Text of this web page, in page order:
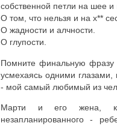
собственной петли на шее и
О том, что нельзя и на х**
О жадности и алчности.
О глупости.
Помните финальную фразу
усмехаясь одними
- мой самый любимый из
Марти и его жена,
незапланированного -